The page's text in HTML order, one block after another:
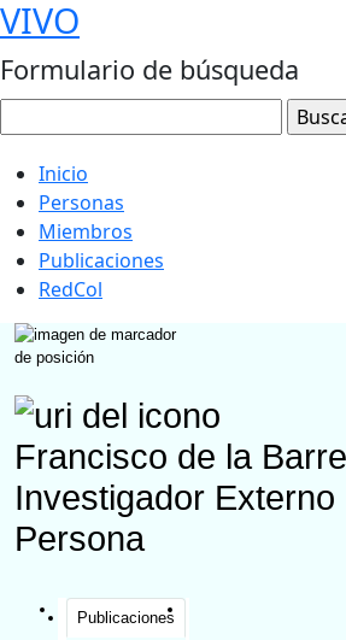
VIVO
Formulario de búsqueda
Inicio
Personas
Miembros
Publicaciones
RedCol
Francisco de la
Investigador Externo
Persona
Publicaciones